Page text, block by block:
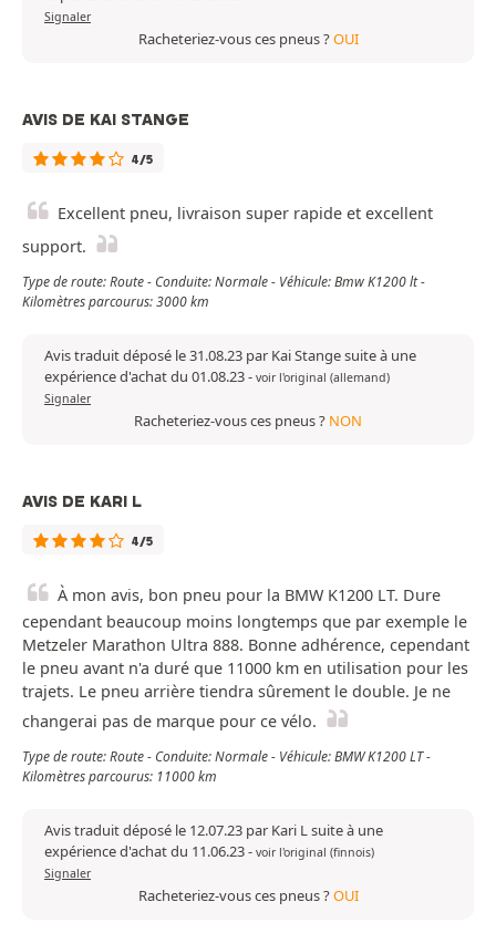
Signaler
Racheteriez-vous ces pneus ?OUI
AVIS DE KAI STANGE
4/5
Excellent pneu, livraison super rapide et excellent
support.
Type de route: Route - Conduite: Normale - Véhicule: Bmw K1200 lt -
Kilomètres parcourus: 3000 km
Avis traduit déposé le 31.08.23 par Kai Stange suite à une
expérience d'achat du 01.08.23- voir l'original (allemand)
Signaler
Racheteriez-vous ces pneus ? NON
AVIS DE KARI L
4/5
À mon avis, bon pneu pour la BMW K1200 LT. Dure
cependant beaucoup moins longtemps que par exemple le
Metzeler Marathon Ultra 888. Bonne adhérence, cependant
le pneu avant n'a duré que 11000 km en utilisation pour les
trajets. Le pneu arrière tiendra sûrement le double. Je ne
changerai pas de marque pour ce vélo.
Type de route: Route - Conduite: Normale - Véhicule: BMW K1200 LT -
Kilomètres parcourus: 11000 km
Avis traduit déposé le 12.07.23 par Kari L suite à une
expérience d'achat du 11.06.23- voir l'original (finnois)
Signaler
Racheteriez-vous ces pneus ?OUI